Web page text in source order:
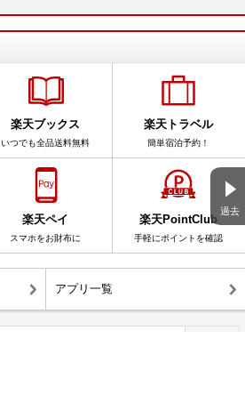
過去
楽天ブックス
いつでも全品送料無料
楽天トラベル
簡単宿泊予約！
楽天ペイ
スマホをお財布に
楽天PointClub
手軽にポイントを確認
アプリ一覧